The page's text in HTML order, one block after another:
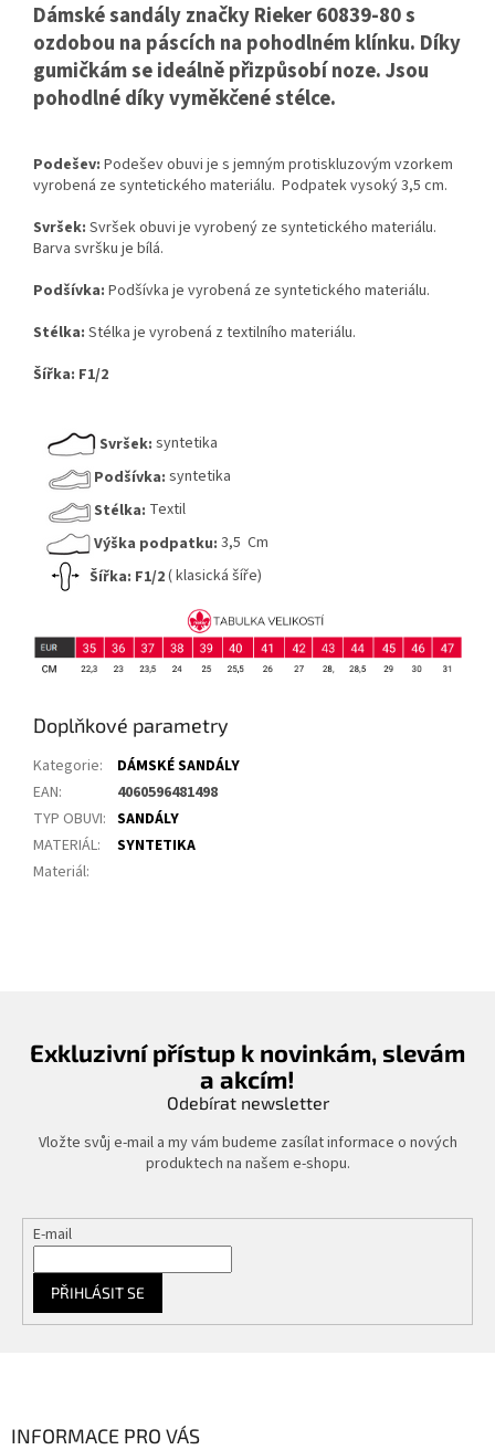
Dámské sandály značky Rieker 60839-80 s
ozdobou na páscích na pohodlném klínku. Díky
gumičkám se ideálně přizpůsobí noze. Jsou
pohodlné díky vyměkčené stélce.
Podešev: Podešev obuvi je s jemným protiskluzovým vzorkem
vyrobená ze syntetického materiálu. Podpatek vysoký 3,5 cm.
Svršek: Svršek obuvi je vyrobený ze syntetického materiálu.
Barva svršku je bílá.
Podšívka: Podšívka je vyrobená ze syntetického materiálu.
Stélka: Stélka je vyrobená z textilního materiálu.
Šířka: F1/2
Svršek: syntetika
Podšívka: syntetika
Stélka: Textil
Výška podpatku: 3,5 Cm
Šířka: F1/2( klasická šíře)
Doplňkové parametry
Kategorie:
DÁMSKÉ SANDÁLY
EAN:
4060596481498
TYP OBUVI: SANDÁLY
MATERIÁL:
SYNTETIKA
Materiál:
Exkluzivní přístup k novinkám, slevám
a akcím!
Odebírat newsletter
Vložte svůj e-mail a my vám budeme zasílat informace o nových
produktech na našem e-shopu.
E-mail
PŘIHLÁSIT SE
INFORMACE PRO VÁS